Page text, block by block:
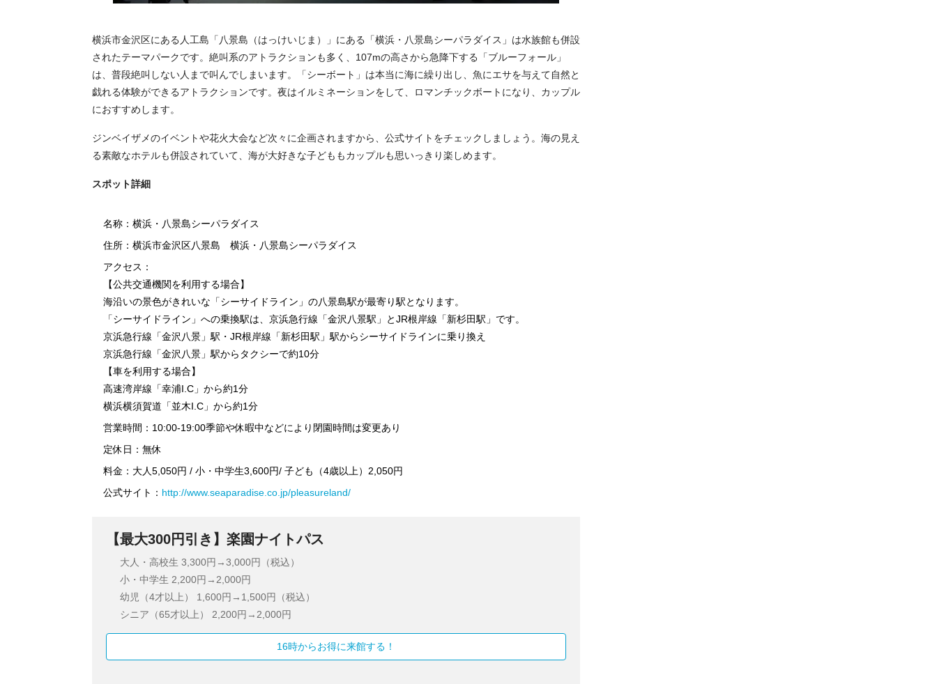
横浜市金沢区にある人工島「八景島（はっけいじま）」にある「横浜・八景島シーパラダイス」は水族館も併設
されたテーマパークです。絶叫系のアトラクションも多く、107mの高さから急降下する「ブルーフォール」
は、普段絶叫しない人まで叫んでしまいます。「シーボート」は本当に海に繰り出し、魚にエサを与えて自然と
戯れる体験ができるアトラクションです。夜はイルミネーションをして、ロマンチックボートになり、カップル
におすすめします。
ジンベイザメのイベントや花火大会など次々に企画されますから、公式サイトをチェックしましょう。海の見え
る素敵なホテルも併設されていて、海が大好きな子どももカップルも思いっきり楽しめます。
スポット詳細
名称：横浜・八景島シーパラダイス
住所：横浜市金沢区八景島 横浜・八景島シーパラダイス
アクセス：
【公共交通機関を利用する場合】
海沿いの景色がきれいな「シーサイドライン」の八景島駅が最寄り駅となります。
「シーサイドライン」への乗換駅は、京浜急行線「金沢八景駅」とJR根岸線「新杉田駅」です。
京浜急行線「金沢八景」駅・JR根岸線「新杉田駅」駅からシーサイドラインに乗り換え
京浜急行線「金沢八景」駅からタクシーで約10分
【車を利用する場合】
高速湾岸線「幸浦I.C」から約1分
横浜横須賀道「並木I.C」から約1分
営業時間：10:00-19:00季節や休暇中などにより閉園時間は変更あり
定休日：無休
料金：大人5,050円 / 小・中学生3,600円/ 子ども（4歳以上）2,050円
公式サイト： http://www.seaparadise.co.jp/pleasureland/
【最大300円引き】楽園ナイトパス
大人・高校生 3,300円→3,000円（税込）
小・中学生 2,200円→2,000円
幼児（4才以上）
1,600円→1,500円（税込）
シニア（65才以上）
2,200円→2,000円
16時からお得に来館する！